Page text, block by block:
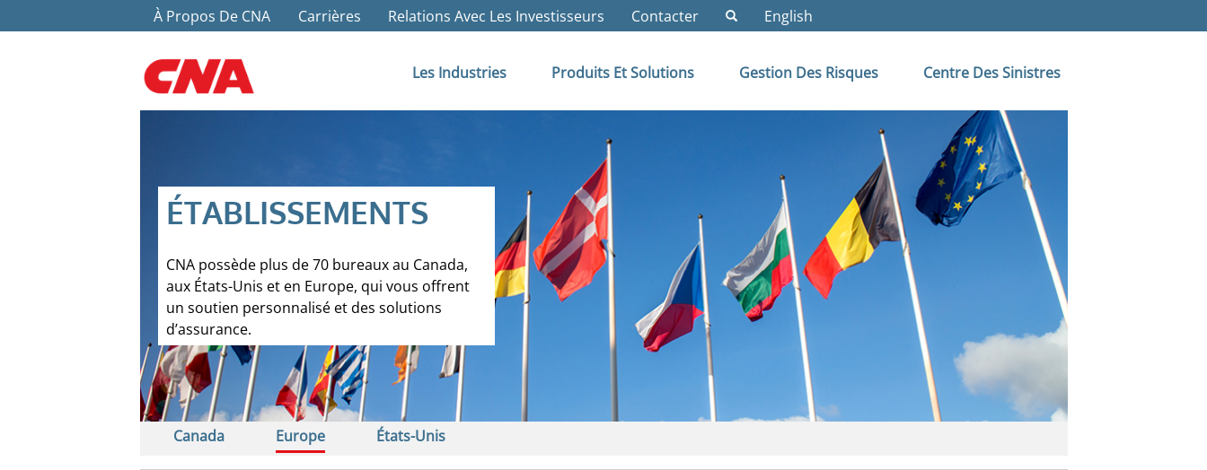
Top Menu
À Propos De CNA Carrières Relations Avec Les Investisseurs Contacter English
Les Industries Produits Et Solutions Gestion Des Risques Centre Des Sinistres
ÉTABLISSEMENTS
CNA possède plus de 70 bureaux au Canada,
aux États-Unis et en Europe, qui vous offrent
un soutien personnalisé et des solutions
d’assurance.
Canada Europe États-Unis